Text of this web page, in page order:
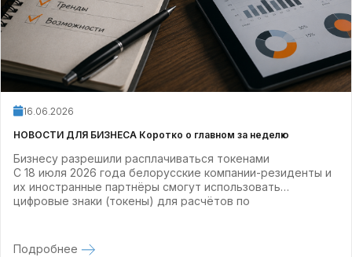
16.06.2026
НОВОСТИ ДЛЯ БИЗНЕСА Коротко о главном за неделю
Бизнесу разрешили расплачиваться токенами
С 18 июля 2026 года белорусские компании-резиденты и
их иностранные партнёры смогут использовать
цифровые знаки (токены) для расчётов по
Подробнее